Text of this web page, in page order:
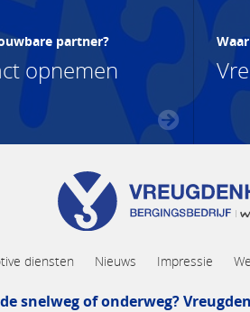
partner?
opnemen
diensten Nieuws Impressie
snelweg of onderweg?